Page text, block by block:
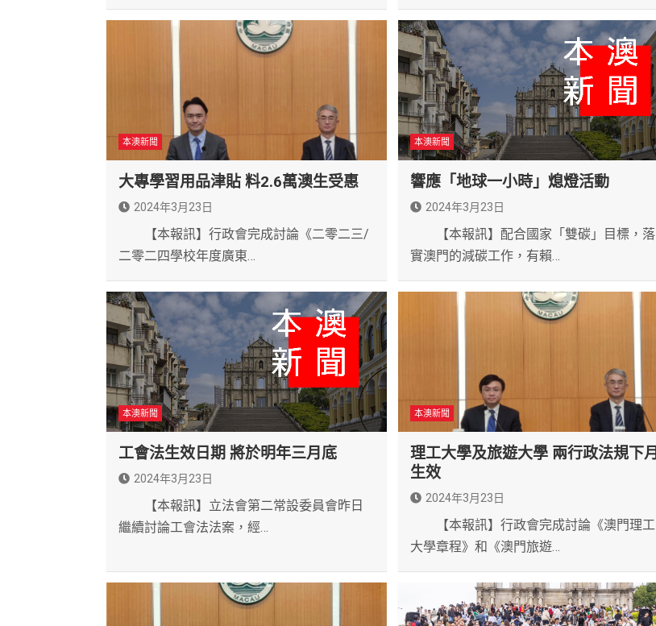
本澳新聞
大專學習用品津貼 料2.6萬澳生受惠
2024年3月23日
【本報訊】行政會完成討論《二零二三/
二零二四學校年度廣東…
本澳新聞
響應「地球一小時」熄燈活動
2024年3月23日
【本報訊】配合國家「雙碳」目標，落
實澳門的減碳工作，有賴…
本澳新聞
工會法生效日期 將於明年三月底
2024年3月23日
【本報訊】立法會第二常設委員會昨日
繼續討論工會法法案，經…
本澳新聞
理工大學及旅遊大學 兩行政法規下月
生效
2024年3月23日
【本報訊】行政會完成討論《澳門理工
大學章程》和《澳門旅遊…